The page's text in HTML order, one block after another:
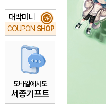
대박머니
COUPON SHOP
₩
모바일에서도
세종기프트